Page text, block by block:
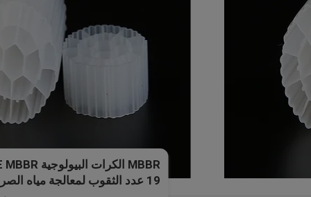
19 عدد الثقوب لمعالجة مياه الصرف الصحي